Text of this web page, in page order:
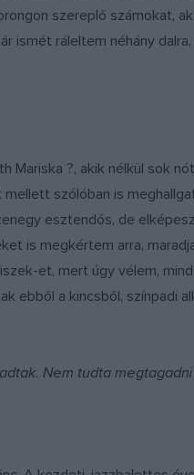
szereplő számokat,
ismét ráleltem néhány
Mariska ?, akik nélkül sok
szólóban is
esztendős, de
is megkértem arra,
et, mert úgy vélem,
ebből a kincsből, színpadi
Nem tudta